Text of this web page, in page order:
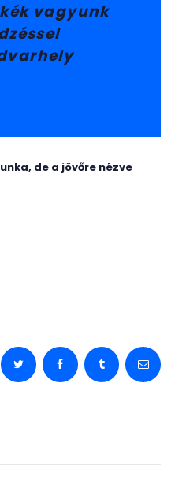
vagyunk
de a jövőre nézve